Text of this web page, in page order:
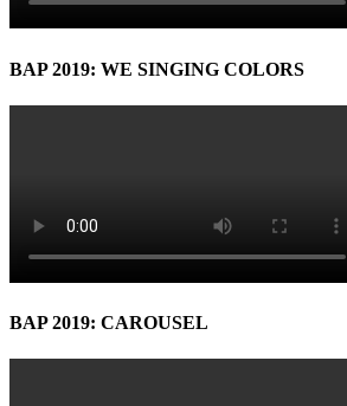
BAP 2019: WE SINGING COLORS
BAP 2019: CAROUSEL